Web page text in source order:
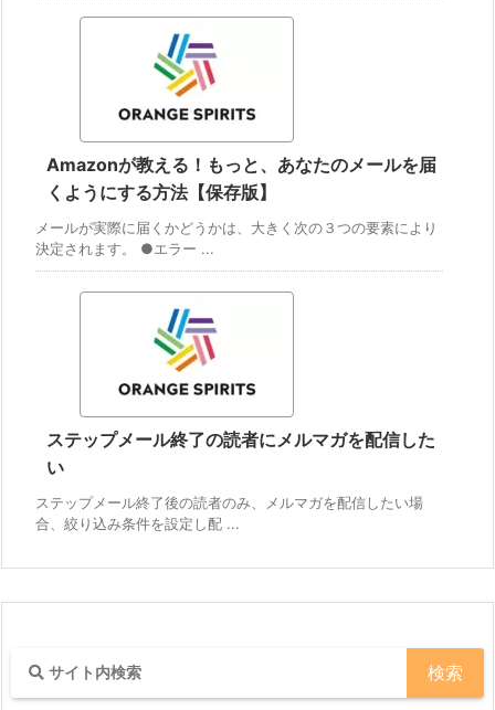
Amazonが教える！もっと、あなたのメールを届
くようにする方法【保存版】
メールが実際に届くかどうかは、大きく次の３つの要素により
決定されます。 ●エラー ...
ステップメール終了の読者にメルマガを配信した
い
ステップメール終了後の読者のみ、メルマガを配信したい場
合、絞り込み条件を設定し配 ...